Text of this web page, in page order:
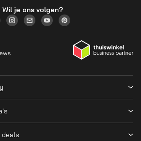
Wil je ons volgen?
deals